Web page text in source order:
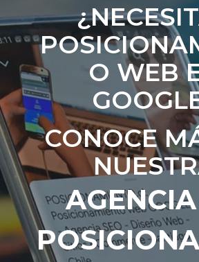
O WEB
CONOCE